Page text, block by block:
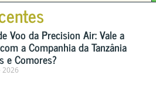
Voo da Precision Air: Vale a
a Companhia da Tanzânia
e Comores?
2026